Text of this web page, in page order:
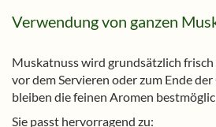
Verwendung von ganzen
Muskatnuss wird grundsätzlich
vor dem Servieren oder zum Ende
bleiben die feinen Aromen
Sie passt hervorragend zu: